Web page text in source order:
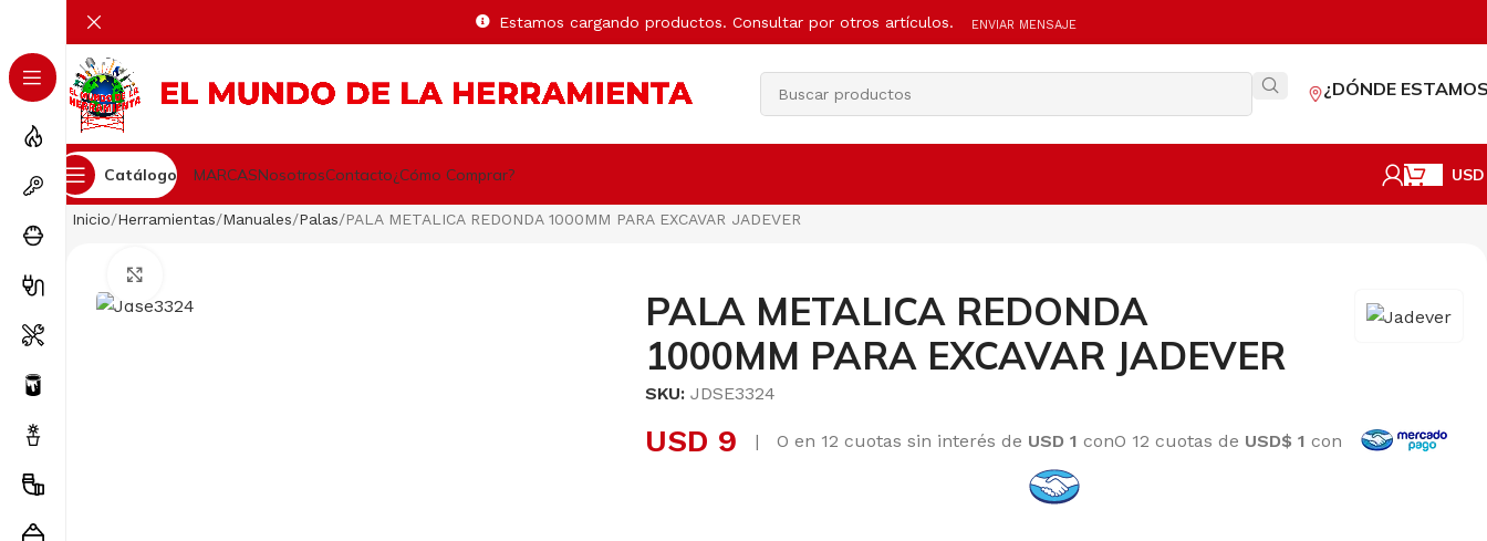
¿DÓNDE
Catálogo MARCASNosotrosContacto¿Cómo Comprar? USD
Inicio Herramientas Manuales Palas PALA METALICA REDONDA 1000MM PARA EXCAVAR JADEVER
PALA METALICA REDONDA
1000MM PARA EXCAVAR JADEVER
SKU: JDSE3324
USD 9 | O en 12 cuotas sin interés de USD 1 conO 12 cuotas de USD$ 1 con
Estamos cargando productos. Consultar por otros artículos. ENVIAR MENSAJE